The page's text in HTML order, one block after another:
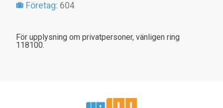
Företag: 604
För upplysning om privatpersoner, vänligen ring
118100.